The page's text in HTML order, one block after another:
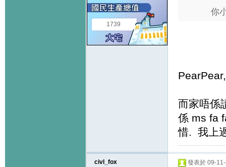
1739
你
PearPear,
而家唔係
係 ms fa
惜. 我上
civl_fox 發表於 09-